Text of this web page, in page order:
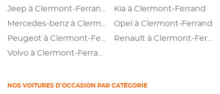
Kia à Clermont-Ferrand
Opel à Clermont-Ferrand
Renault à Clermont-Ferrand
NOS VOITURES D'OCCASION PAR CATÉGORIE